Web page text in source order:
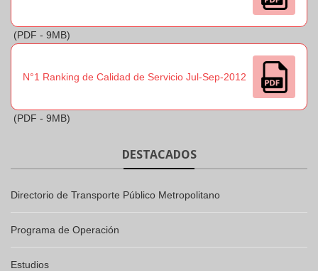
(PDF - 9MB)
N°1 Ranking de Calidad de Servicio Jul-Sep-2012
(PDF - 9MB)
DESTACADOS
Directorio de Transporte Público Metropolitano
Programa de Operación
Estudios